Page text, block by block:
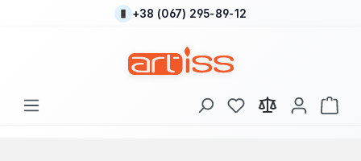
Перейти к основному содержанию
+38 (067) 295-89-12
У вас есть товары
В